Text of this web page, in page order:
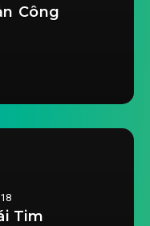
Công
Tim